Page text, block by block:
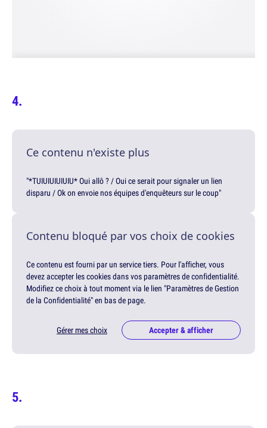
Ce contenu n'existe plus
"*TUIUIUIUIUIU* Oui allô ? / Oui ce serait pour signaler un lien
disparu / Ok on envoie nos équipes d'enquêteurs sur le coup"
Contenu bloqué par vos choix de cookies
Ce contenu est fourni par un service tiers. Pour l'afficher, vous
devez accepter les cookies dans vos paramètres de confidentialité.
Modifiez ce choix à tout moment via le lien "Paramètres de Gestion
de la Confidentialité" en bas de page.
Gérer mes choix Accepter & afficher